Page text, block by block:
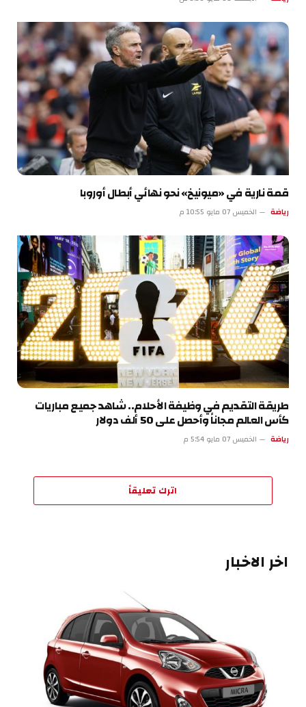
قمة نارية في «ميونيخ» نحو نهائي أبطال أوروبا
رياضة الخميس 07 مايو 10:55 م
طريقة التقديم في وظيفة الأحلام.. شاهد جميع مباريات
كأس العالم مجاناً وأحصل على 50 ألف دولار
رياضة الخميس 07 مايو 5:54 م
اترك تعليقاً
اخر الاخبار